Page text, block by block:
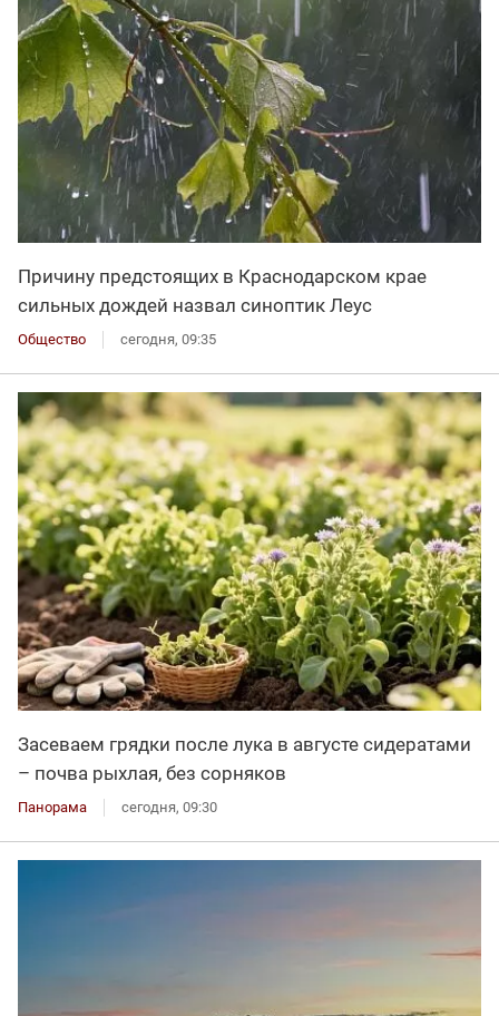
Причину предстоящих в Краснодарском крае
сильных дождей назвал синоптик Леус
Общество сегодня, 09:35
Засеваем грядки после лука в августе сидератами
– почва рыхлая, без сорняков
Панорама сегодня, 09:30